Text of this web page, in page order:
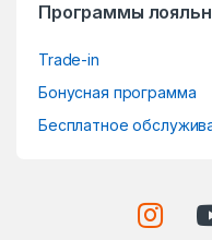
Программы
Trade-in
Бонусная программа
Бесплатное